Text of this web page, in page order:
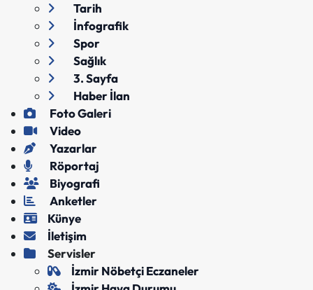
Tarih
İnfografik
Spor
Sağlık
3. Sayfa
Haber İlan
Foto Galeri
Video
Yazarlar
Röportaj
Biyografi
Anketler
Künye
İletişim
Servisler
İzmir Nöbetçi Eczaneler